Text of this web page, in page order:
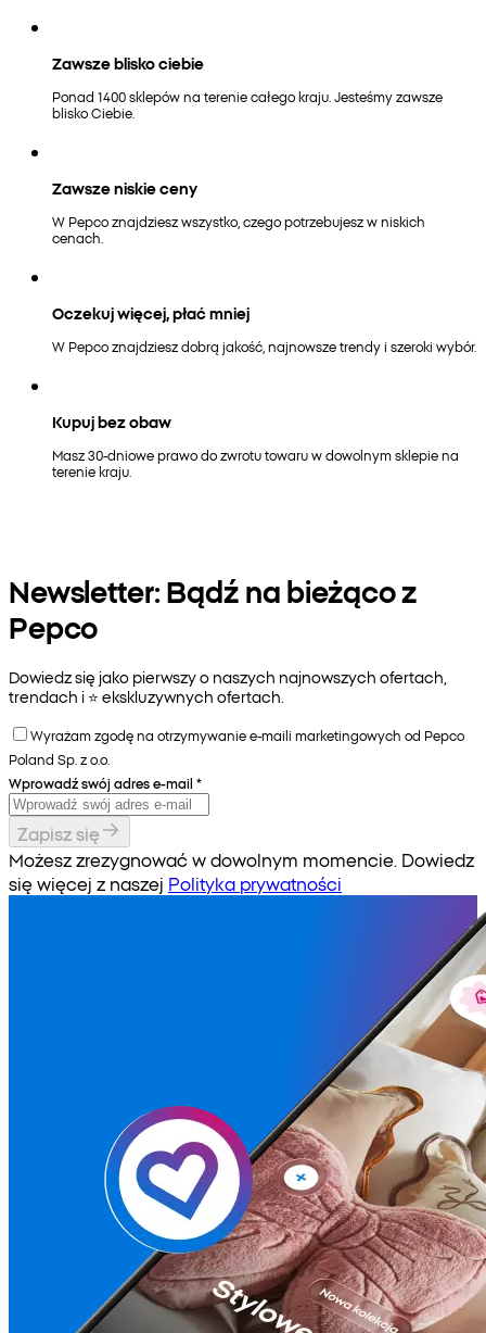
Zawsze blisko ciebie
Ponad 1400 sklepów na terenie całego kraju. Jesteśmy zawsze
blisko Ciebie.
Zawsze niskie ceny
W Pepco znajdziesz wszystko, czego potrzebujesz w niskich
cenach.
Oczekuj więcej, płać mniej
W Pepco znajdziesz dobrą jakość, najnowsze trendy i szeroki wybór.
Kupuj bez obaw
Masz 30-dniowe prawo do zwrotu towaru w dowolnym sklepie na
terenie kraju.
Newsletter: Bądź na bieżąco z
Pepco
Dowiedz się jako pierwszy o naszych najnowszych ofertach,
trendach i ⭐️ ekskluzywnych ofertach.
Wyrażam zgodę na otrzymywanie e-maili marketingowych od Pepco
Poland Sp. z o.o.
Wprowadź swój adres e-mail *
Zapisz się
Możesz zrezygnować w dowolnym momencie. Dowiedz
się więcej z naszej Polityka prywatności